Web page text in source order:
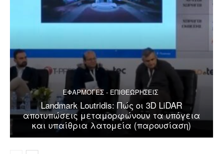
ΕΦΑΡΜΟΓΕΣ - ΕΠΙΘΕΩΡΗΣΕΙΣ
Landmark Loutridis: Πώς οι 3D LiDAR
αποτυπώσεις μεταμορφώνουν τα υπόγεια
και υπαίθρια λατομεία (παρουσίαση)